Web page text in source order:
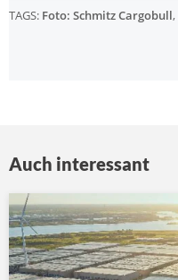
TAGS: Foto: Schmitz Cargobull,
Auch interessant